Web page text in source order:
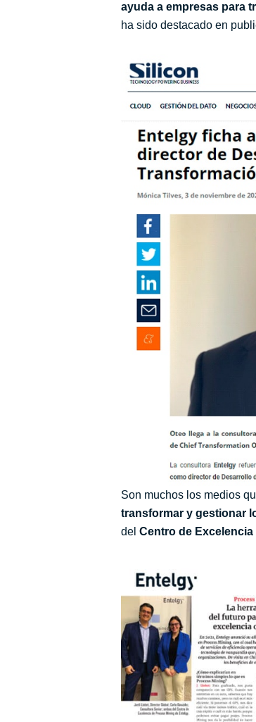
ayuda a empresas para
ha sido destacado en
Son muchos los medios
transformar y gestionar
del Centro de